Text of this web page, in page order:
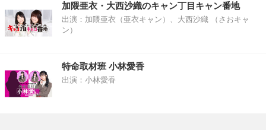
加隈亜衣・大西沙織のキャン丁目キャン番地
出演：加隈亜衣（亜衣キャン）、大西沙織 （さおキャ
ン）
特命取材班 小林愛香
出演：小林愛香